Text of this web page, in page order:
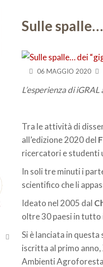
Sulle
06 MAGGIO 2020
L’esperienza di iGRAL
Tra le attività di
all’edizione 2020 del
ricercatori e studenti
In soli tre minuti i
scientifico che li
Ideato nel 2005 dal
oltre 30 paesi in tutto
Si è lanciata in questa
iscritta al primo
Ambienti